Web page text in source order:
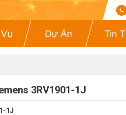
Dự Án Tin
3RV1901-1J
1J